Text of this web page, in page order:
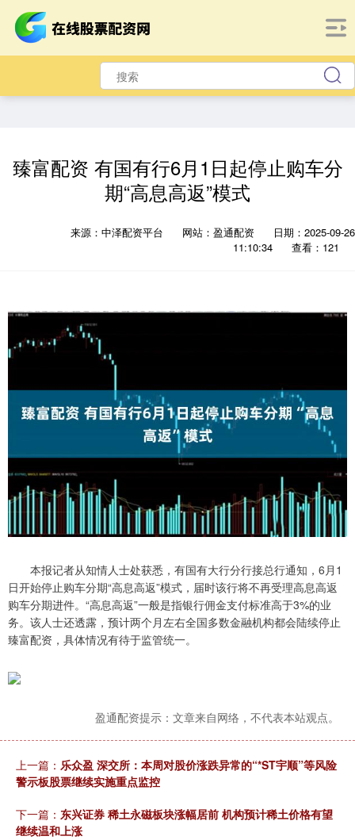
臻富配资 有国有行6月1日起停止购车分
期“高息高返”模式
来源：中泽配资平台 网站：盈通配资
日期：2025-09-26
11:10:34
查看：121
本报记者从知情人士处获悉，有国有大行分行接总行通知，6月1
日开始停止购车分期“高息高返”模式，届时该行将不再受理高息高返
购车分期进件。“高息高返”一般是指银行佣金支付标准高于3%的业
务。该人士还透露，预计两个月左右全国多数金融机构都会陆续停止
臻富配资，具体情况有待于监管统一。
盈通配资提示：文章来自网络，不代表本站观点。
上一篇： 乐众盈 深交所：本周对股价涨跌异常的“*ST宇顺”等风险
警示板股票继续实施重点监控
下一篇： 东兴证券 稀土永磁板块涨幅居前 机构预计稀土价格有望
继续温和上涨